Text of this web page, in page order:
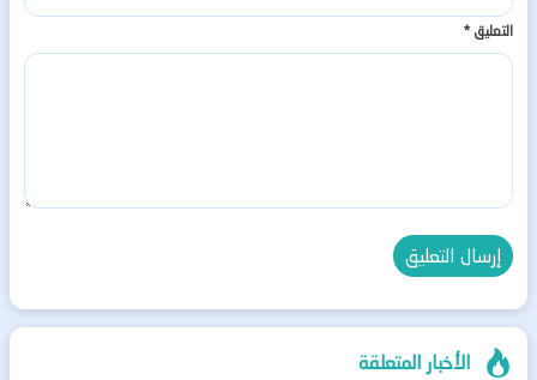
التعليق*
الأخبار المتعلقة